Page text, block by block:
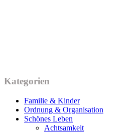
Kategorien
Familie & Kinder
Ordnung & Organisation
Schönes Leben
Achtsamkeit